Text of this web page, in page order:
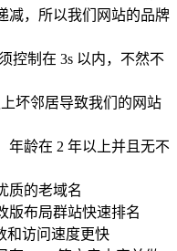
减，所以我们网站的品牌
控制在 3s 以内，不然不
坏邻居导致我们的网站
年龄在 2 年以上并且无不
质的老域名
版布局群站快速排名
和访问速度更快